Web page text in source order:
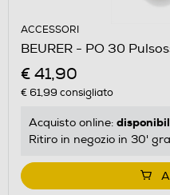
ACCESSORI
BEURER - PO 30
€ 41,90
€ 61,99 consigliato
Acquisto online:
Ritiro in negozio in 30'